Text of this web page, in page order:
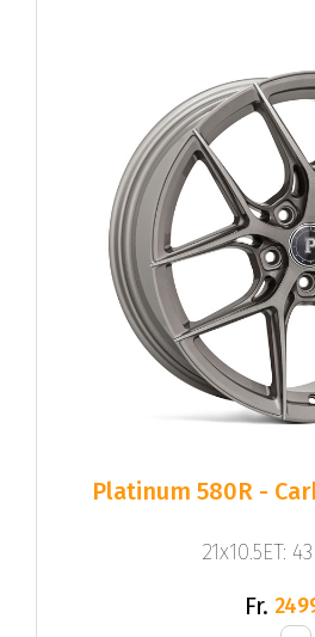
Platinum 580R -
21x10.5ET:
Fr.